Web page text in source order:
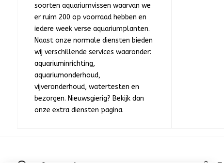
soorten aquariumvissen waarvan we
er ruim 200 op voorraad hebben en
iedere week verse aquariumplanten.
Naast onze normale diensten bieden
wij verschillende services waaronder:
aquariuminrichting,
aquariumonderhoud,
vijveronderhoud, watertesten en
bezorgen. Nieuwsgierig? Bekijk dan
onze extra diensten pagina.